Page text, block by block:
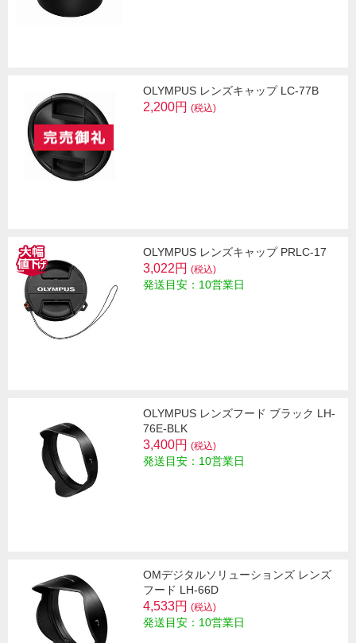
OLYMPUS レンズキャップ LC-77B
2,200円 (税込)
OLYMPUS レンズキャップ PRLC-17
3,022円 (税込)
発送目安：10営業日
OLYMPUS レンズフード ブラック LH-
76E-BLK
3,400円 (税込)
発送目安：10営業日
OMデジタルソリューションズ レンズ
フード LH-66D
4,533円 (税込)
発送目安：10営業日